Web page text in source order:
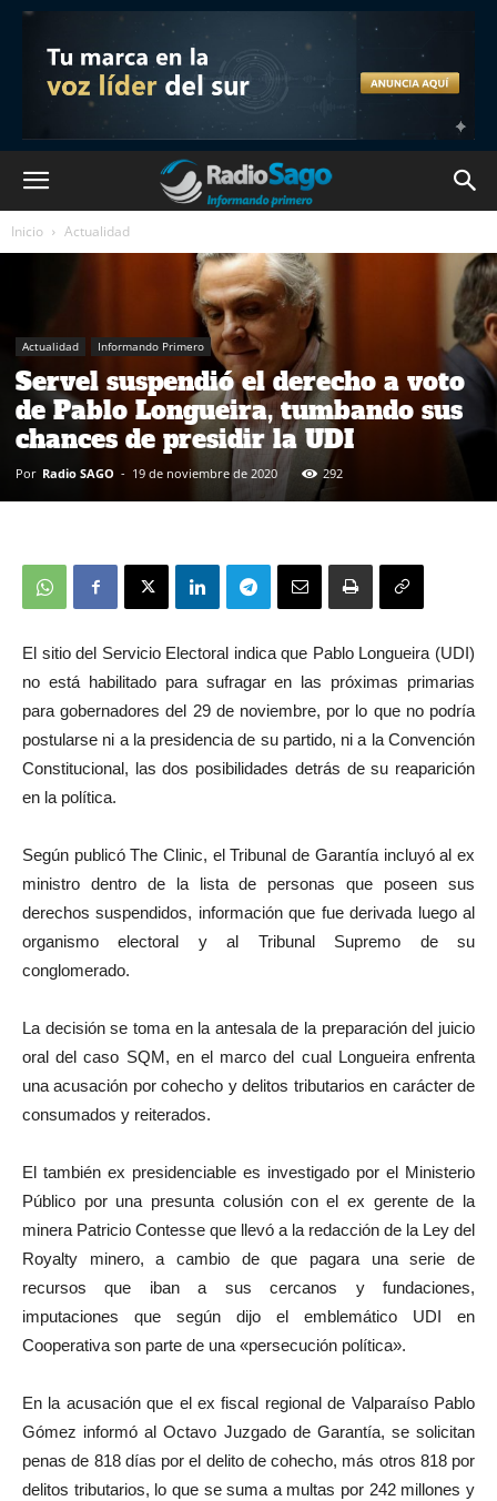
Inicio Actualidad
Actualidad Informando Primero
Servel suspendió el derecho a voto
de Pablo Longueira, tumbando sus
chances de presidir la UDI
Por Radio SAGO - 19 de noviembre de 2020 292
El sitio del Servicio Electoral indica que Pablo Longueira (UDI)
no está habilitado para sufragar en las próximas primarias
para gobernadores del 29 de noviembre, por lo que no podría
postularse ni a la presidencia de su partido, ni a la Convención
Constitucional, las dos posibilidades detrás de su reaparición
en la política.
Según publicó The Clinic, el Tribunal de Garantía incluyó al ex
ministro dentro de la lista de personas que poseen sus
derechos suspendidos, información que fue derivada luego al
organismo electoral y al Tribunal Supremo de su
conglomerado.
La decisión se toma en la antesala de la preparación del juicio
oral del caso SQM, en el marco del cual Longueira enfrenta
una acusación por cohecho y delitos tributarios en carácter de
consumados y reiterados.
El también ex presidenciable es investigado por el Ministerio
Público por una presunta colusión con el ex gerente de la
minera Patricio Contesse que llevó a la redacción de la Ley del
Royalty minero, a cambio de que pagara una serie de
recursos que iban a sus cercanos y fundaciones,
imputaciones que según dijo el emblemático UDI en
Cooperativa son parte de una «persecución política».
En la acusación que el ex fiscal regional de Valparaíso Pablo
Gómez informó al Octavo Juzgado de Garantía, se solicitan
penas de 818 días por el delito de cohecho, más otros 818 por
delitos tributarios, lo que se suma a multas por 242 millones y